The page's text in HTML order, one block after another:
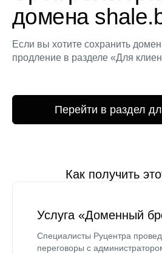
домена
Если вы хотите сохранить
продление в разделе «Для
Перейти в раздел
Как получить
Услуга «Доменный
Специалисты Руцентра
переговоры с